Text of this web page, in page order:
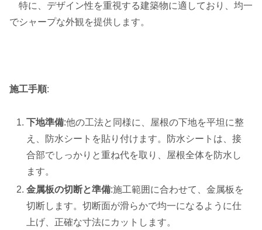
特に、デザイン性を重視する建築物に適しており、均一
でシャープな外観を提供します。
施工手順:
下地準備:他の工法と同様に、屋根の下地を平坦に整
え、防水シートを貼り付けます。防水シートは、接
合部でしっかりと重ね代を取り、屋根全体を防水し
ます。
金属板の切断と準備:施工範囲に合わせて、金属板を
切断します。切断面が滑らかで均一になるように仕
上げ、正確な寸法にカットします。